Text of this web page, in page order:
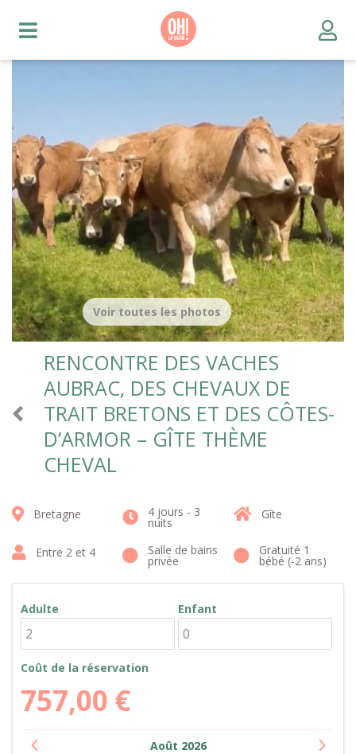
RENCONTRE DES VACHES
AUBRAC, DES CHEVAUX DE
TRAIT BRETONS ET DES CÔTES-
D’ARMOR – GÎTE THÈME
CHEVAL
Voir toutes les photos
Bretagne 4 jours - 3
nuits
Gîte
Entre 2 et 4 Salle de bains
privée
Gratuité 1
bébé (-2 ans)
Adulte Enfant
Coût de la réservation
757,00 €
Août 2026